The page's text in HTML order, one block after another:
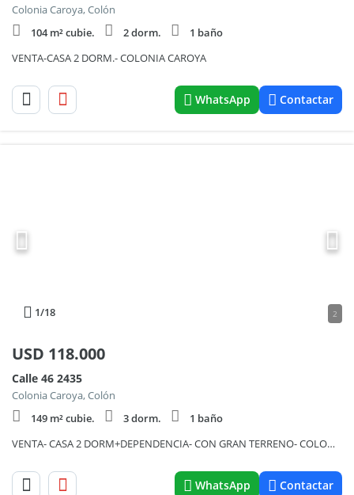
Colonia Caroya, Colón
104 m² cubie.
2 dorm.
1 baño
VENTA-CASA 2 DORM.- COLONIA CAROYA
WhatsApp Contactar
1/18 2
USD 118.000
Calle 46 2435
Colonia Caroya, Colón
149 m² cubie.
3 dorm.
1 baño
VENTA- CASA 2 DORM+DEPENDENCIA- CON GRAN TERRENO- COLONIA CAROYA
WhatsApp Contactar